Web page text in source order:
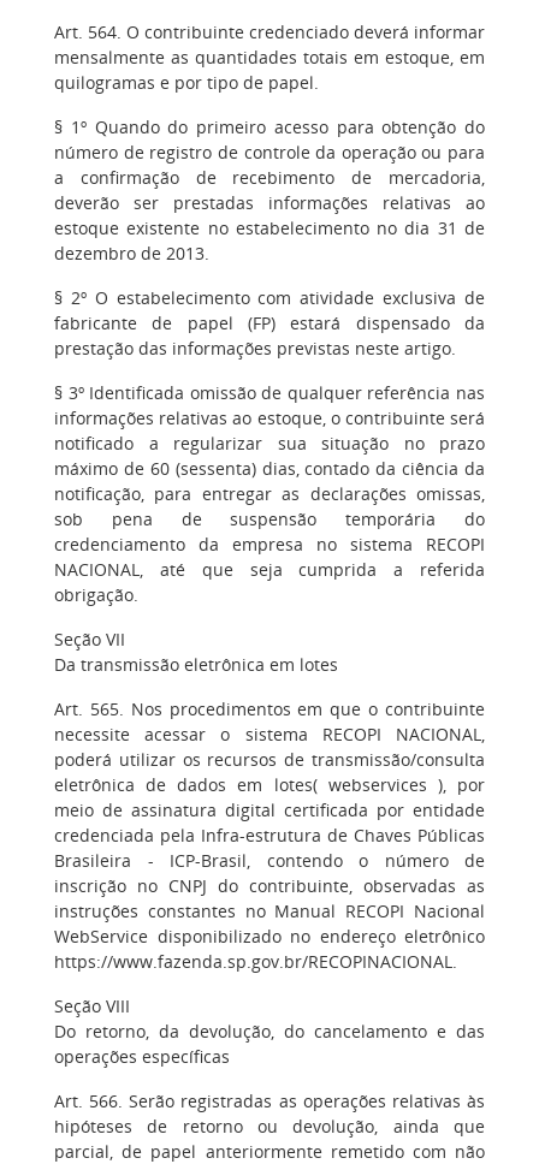
Art. 564. O contribuinte credenciado deverá informar
mensalmente as quantidades totais em estoque, em
quilogramas e por tipo de papel.
§ 1º Quando do primeiro acesso para obtenção do
número de registro de controle da operação ou para
a confirmação de recebimento de mercadoria,
deverão ser prestadas informações relativas ao
estoque existente no estabelecimento no dia 31 de
dezembro de 2013.
§ 2º O estabelecimento com atividade exclusiva de
fabricante de papel (FP) estará dispensado da
prestação das informações previstas neste artigo.
§ 3º Identificada omissão de qualquer referência nas
informações relativas ao estoque, o contribuinte será
notificado a regularizar sua situação no prazo
máximo de 60 (sessenta) dias, contado da ciência da
notificação, para entregar as declarações omissas,
sob pena de suspensão temporária do
credenciamento da empresa no sistema RECOPI
NACIONAL, até que seja cumprida a referida
obrigação.
Seção VII
Da transmissão eletrônica em lotes
Art. 565. Nos procedimentos em que o contribuinte
necessite acessar o sistema RECOPI NACIONAL,
poderá utilizar os recursos de transmissão/consulta
eletrônica de dados em lotes( webservices ), por
meio de assinatura digital certificada por entidade
credenciada pela Infra-estrutura de Chaves Públicas
Brasileira - ICP-Brasil, contendo o número de
inscrição no CNPJ do contribuinte, observadas as
instruções constantes no Manual RECOPI Nacional
WebService disponibilizado no endereço eletrônico
https://www.fazenda.sp.gov.br/RECOPINACIONAL.
Seção VIII
Do retorno, da devolução, do cancelamento e das
operações específicas
Art. 566. Serão registradas as operações relativas às
hipóteses de retorno ou devolução, ainda que
parcial, de papel anteriormente remetido com não